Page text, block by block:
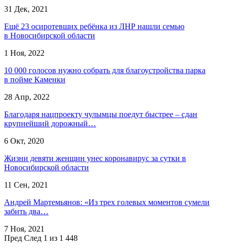
31 Дек, 2021
Ещё 23 осиротевших ребёнка из ЛНР нашли семью
в Новосибирской области
1 Ноя, 2022
10 000 голосов нужно собрать для благоустройства парка
в пойме Каменки
28 Апр, 2022
Благодаря нацпроекту чулымцы поедут быстрее – сдан
крупнейший дорожный…
6 Окт, 2020
Жизни девяти женщин унес коронавирус за сутки в
Новосибирской области
11 Сен, 2021
Андрей Мартемьянов: «Из трех голевых моментов сумели
забить два…
7 Ноя, 2021
Пред След 1 из 1 448